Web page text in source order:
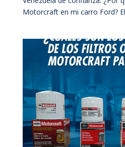
Motorcraft en mi carro Ford?